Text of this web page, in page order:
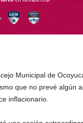
Municipal de
que no prevé algún
inflacionario.